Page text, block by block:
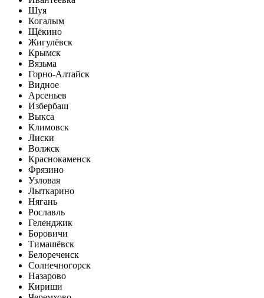
Шуя
Когалым
Щёкино
Жигулёвск
Крымск
Вязьма
Горно-Алтайск
Видное
Арсеньев
Избербаш
Выкса
Климовск
Лиски
Волжск
Краснокаменск
Фрязино
Узловая
Лыткарино
Нягань
Рославль
Геленджик
Боровичи
Тимашёвск
Белореченск
Солнечногорск
Назарово
Кириши